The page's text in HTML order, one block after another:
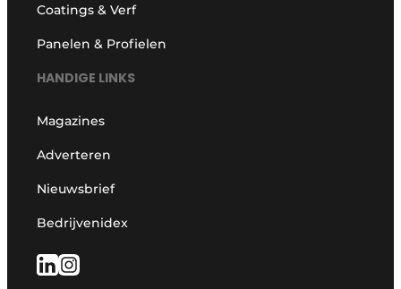
Coatings & Verf
Panelen & Profielen
HANDIGE LINKS
Magazines
Adverteren
Nieuwsbrief
Bedrijvenidex